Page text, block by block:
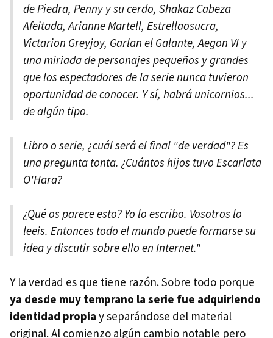
de Piedra, Penny y su cerdo, Shakaz Cabeza
Afeitada, Arianne Martell, Estrellaosucra,
Victarion Greyjoy, Garlan el Galante, Aegon VI y
una miriada de personajes pequeños y grandes
que los espectadores de la serie nunca tuvieron
oportunidad de conocer. Y sí, habrá unicornios...
de algún tipo.
Libro o serie, ¿cuál será el final "de verdad"? Es
una pregunta tonta. ¿Cuántos hijos tuvo Escarlata
O'Hara?
¿Qué os parece esto? Yo lo escribo. Vosotros lo
leeis. Entonces todo el mundo puede formarse su
idea y discutir sobre ello en Internet."
Y la verdad es que tiene razón. Sobre todo porque
ya desde muy temprano la serie fue adquiriendo
identidad propia y separándose del material
original. Al comienzo algún cambio notable pero